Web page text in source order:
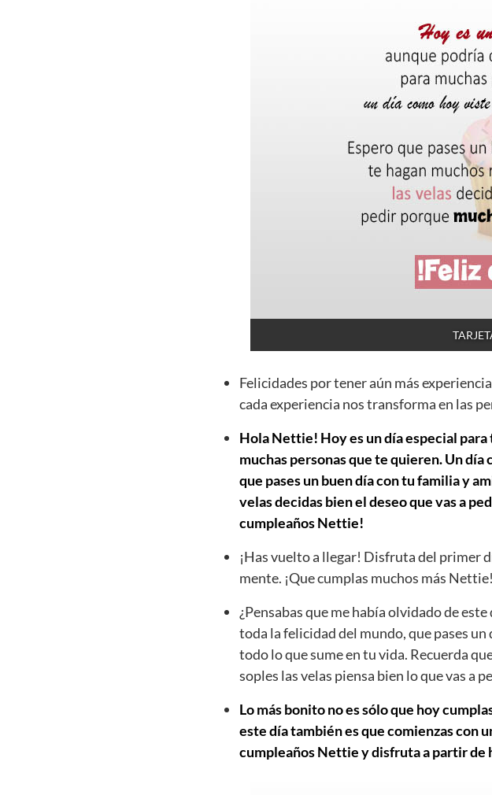
Felicidades por tener aún más
cada experiencia nos transforma en las
Hola Nettie! Hoy es un día especial
muchas personas que te quieren. Un
que pases un buen día con tu familia y
velas decidas bien el deseo que vas a
cumpleaños Nettie!
¡Has vuelto a llegar! Disfruta del primer
mente. ¡Que cumplas muchos más
¿Pensabas que me había olvidado de
toda la felicidad del mundo, que pases
todo lo que sume en tu vida. Recuerda
soples las velas piensa bien lo que vas a
Lo más bonito no es sólo que hoy
este día también es que comienzas con
cumpleaños Nettie y disfruta a partir de